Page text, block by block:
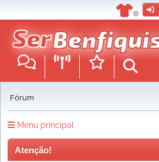
Fórum
Menu principal
Atenção!